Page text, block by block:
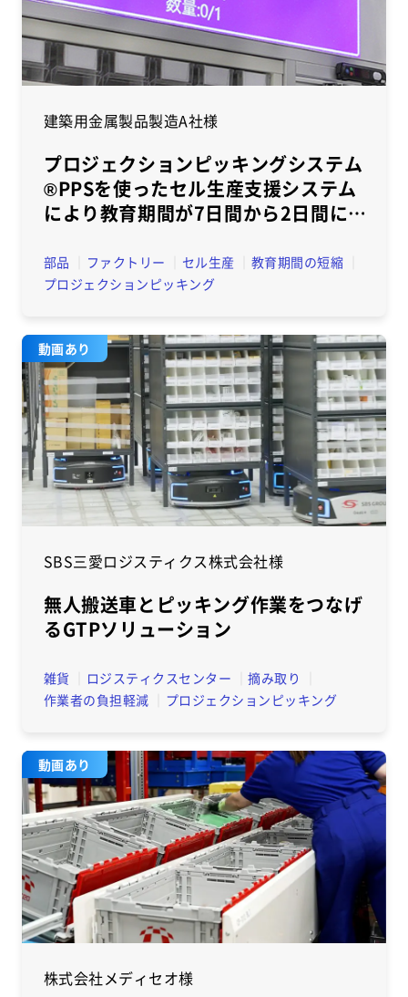
建築用金属製品製造A社様
プロジェクションピッキングシステム
®PPSを使ったセル生産支援システム
により教育期間が7日間から2日間に
部品 ファクトリー セル生産
教育期間の短縮
プロジェクションピッキング
動画あり
SBS三愛ロジスティクス株式会社様
無人搬送車とピッキング作業をつなげ
るGTPソリューション
雑貨 ロジスティクスセンター
摘み取り
作業者の負担軽減
プロジェクションピッキング
動画あり
株式会社メディセオ様